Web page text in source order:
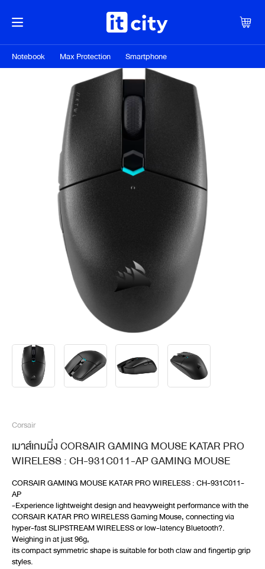
Notebook Max Protection Smartphone
Corsair
เมาส์เกมมิ่ง CORSAIR GAMING MOUSE KATAR PRO
WIRELESS : CH-931C011-AP GAMING MOUSE
CORSAIR GAMING MOUSE KATAR PRO WIRELESS : CH-931C011-
AP
-Experience lightweight design and heavyweight performance with the
CORSAIR KATAR PRO WIRELESS Gaming Mouse, connecting via
hyper-fast SLIPSTREAM WIRELESS or low-latency Bluetooth?.
Weighing in at just 96g,
its compact symmetric shape is suitable for both claw and fingertip grip
styles.